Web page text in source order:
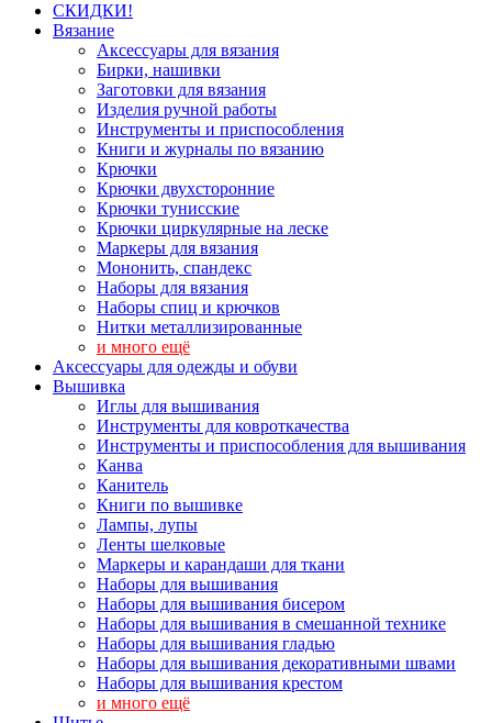
СКИДКИ!
Вязание
Аксессуары для вязания
Бирки, нашивки
Заготовки для вязания
Изделия ручной работы
Инструменты и приспособления
Книги и журналы по вязанию
Крючки
Крючки двухсторонние
Крючки тунисские
Крючки циркулярные на леске
Маркеры для вязания
Мононить, спандекс
Наборы для вязания
Наборы спиц и крючков
Нитки металлизированные
и много ещё
Аксессуары для одежды и обуви
Вышивка
Иглы для вышивания
Инструменты для ковроткачества
Инструменты и приспособления для вышивания
Канва
Канитель
Книги по вышивке
Лампы, лупы
Ленты шелковые
Маркеры и карандаши для ткани
Наборы для вышивания
Наборы для вышивания бисером
Наборы для вышивания в смешанной технике
Наборы для вышивания гладью
Наборы для вышивания декоративными швами
Наборы для вышивания крестом
и много ещё